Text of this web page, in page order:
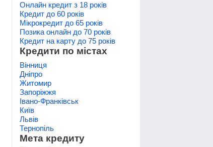
Онлайн кредит з 18 років
Кредит до 60 років
Мікрокредит до 65 років
Позика онлайн до 70 років
Кредит на карту до 75 років
Кредити по містах
Вінниця
Дніпро
Житомир
Запоріжжя
Івано-Франківськ
Київ
Львів
Тернопіль
Мета кредиту